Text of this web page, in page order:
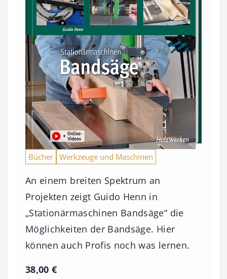
Bücher Werkzeuge und Maschinen
An einem breiten Spektrum an
Projekten zeigt Guido Henn in
„Stationärmaschinen Bandsäge“ die
Möglichkeiten der Bandsäge. Hier
können auch Profis noch was lernen.
38,00€